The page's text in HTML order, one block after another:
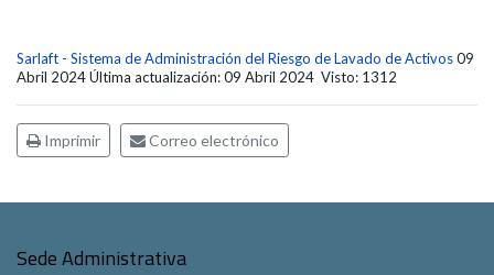
Sarlaft - Sistema de Administración del Riesgo de Lavado de Activos09
Abril 2024Última actualización: 09 Abril 2024 Visto: 1312
Imprimir Correo electrónico
Sede Administrativa